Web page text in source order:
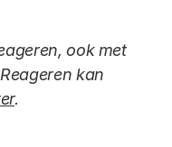
ook met
kan
.